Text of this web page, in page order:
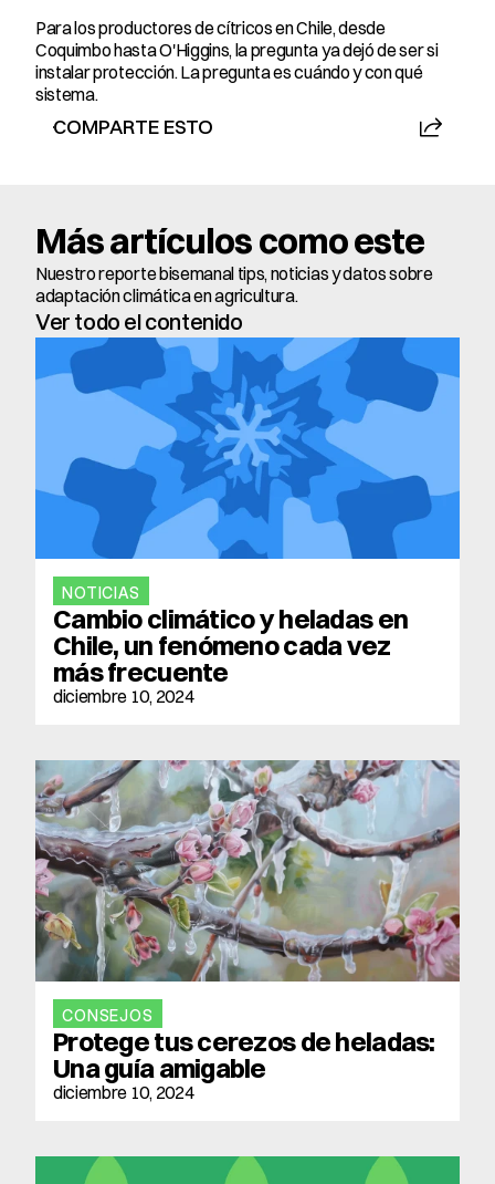
Para los productores de cítricos en Chile, desde
Coquimbo hasta O'Higgins, la pregunta ya dejó de ser si
instalar protección. La pregunta es cuándo y con qué
sistema.
COMPARTE ESTO
Más artículos como este
Nuestro reporte bisemanal tips, noticias y datos sobre
adaptación climática en agricultura.
Ver todo el contenido
NOTICIAS
Cambio climático y heladas en
Chile, un fenómeno cada vez
más frecuente
diciembre 10, 2024
CONSEJOS
Protege tus cerezos de heladas:
Una guía amigable
diciembre 10, 2024